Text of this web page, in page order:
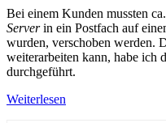
Bei einem Kunden mussten
Serverin ein Postfach auf
wurden, verschoben werden.
weiterarbeiten kann, habe ich
durchgeführt.
Weiterlesen